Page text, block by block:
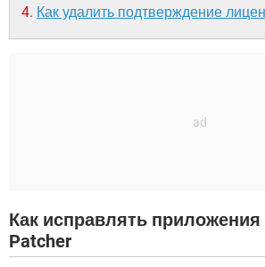
Как удалить подтверждение
Как исправлять приложения
Patcher